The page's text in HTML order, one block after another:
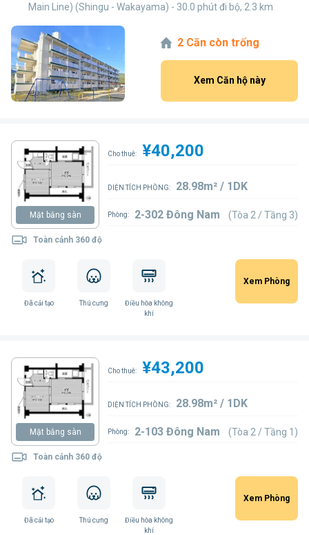
Main Line) (Shingu - Wakayama) - 30.0 phút đi bộ, 2.3 km
2 Căn còn trống
Xem Căn hộ này
Mặt bằng sàn
Toàn cảnh 360 độ
Cho thuê: ¥40,200
DIỆN TÍCH PHÒNG: 28.98m² / 1DK
Phòng: 2-302 Đông Nam (Tòa 2 / Tầng 3)
Đã cải tạo Thú cưng
Điều hòa không
khí
Xem Phòng
Mặt bằng sàn
Toàn cảnh 360 độ
Cho thuê: ¥43,200
DIỆN TÍCH PHÒNG: 28.98m² / 1DK
Phòng: 2-103 Đông Nam (Tòa 2 / Tầng 1)
Đã cải tạo Thú cưng
Điều hòa không
khí
Xem Phòng